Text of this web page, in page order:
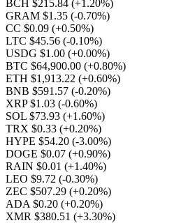
BCH $215.84 (+1.20%)
GRAM $1.35 (-0.70%)
CC $0.09 (+0.50%)
LTC $45.56 (-0.10%)
USDG $1.00 (+0.00%)
BTC $64,900.00 (+0.80%)
ETH $1,913.22 (+0.60%)
BNB $591.57 (-0.20%)
XRP $1.03 (-0.60%)
SOL $73.93 (+1.60%)
TRX $0.33 (+0.20%)
HYPE $54.20 (-3.00%)
DOGE $0.07 (+0.90%)
RAIN $0.01 (+1.40%)
LEO $9.72 (-0.30%)
ZEC $507.29 (+0.20%)
ADA $0.20 (+0.20%)
XMR $380.51 (+3.30%)